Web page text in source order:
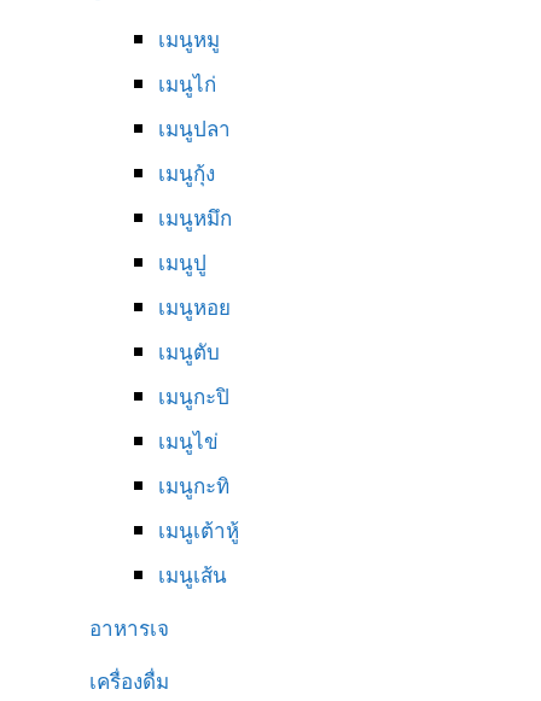
เมนูหมู
เมนูไก่
เมนูปลา
เมนูกุ้ง
เมนูหมึก
เมนูปู
เมนูหอย
เมนูตับ
เมนูกะปิ
เมนูไข่
เมนูกะทิ
เมนูเต้าหู้
เมนูเส้น
อาหารเจ
เครื่องดื่ม